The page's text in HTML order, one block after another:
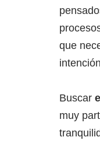
que
Buscar
muy